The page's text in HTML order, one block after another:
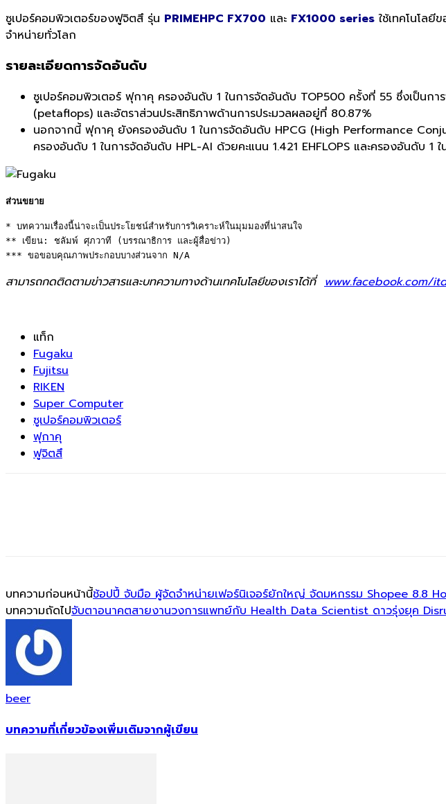
ซูเปอร์คอมพิวเตอร์ของฟูจิตสึ รุ่น PRIMEHPC FX700 และ FX1000 series ใช้เทคโนโลยี
จำหน่ายทั่วโลก
รายละเอียดการจัดอันดับ
ซูเปอร์คอมพิวเตอร์ ฟุกาคุ ครองอันดับ 1 ในการจัดอันดับ TOP500 ครั้งที่ 55 ซึ่งเป็นกา
(petaflops) และอัตราส่วนประสิทธิภาพด้านการประมวลผลอยู่ที่ 80.87%
นอกจากนี้ ฟุกาคุ ยังครองอันดับ 1 ในการจัดอันดับ HPCG (High Performance
ครองอันดับ 1 ในการจัดอันดับ HPL-AI ด้วยคะแนน 1.421 EHFLOPS และครองอันดับ
ส่วนขยาย
* บทความเรื่องนี้น่าจะเป็นประโยชน์สำหรับการวิเคราะห์ในมุมมองที่น่าสนใจ
** เขียน: ชลัมพ์ ศุภวาที (บรรณาธิการ และผู้สื่อข่าว)
*** ขอขอบคุณภาพประกอบบางส่วนจาก N/A
สามารถกดติดตามข่าวสารและบทความทางด้านเทคโนโลยีของเราได้ที่ www.facebook.com/
แท็ก
Fugaku
Fujitsu
RIKEN
Super Computer
ซูเปอร์คอมพิวเตอร์
ฟุกาคุ
ฟูจิตสึ
บทความก่อนหน้านี้ช้อปปี้ จับมือ ผู้จัดจำหน่ายเฟอร์นิเจอร์ยักใหญ่ จัดมหกรรม Shopee 8.8
บทความถัดไปจับตาอนาคตสายงานวงการแพทย์กับ Health Data Scientist ดาวรุ่งยุค
beer
บทความที่เกี่ยวข้องเพิ่มเติมจากผู้เขียน